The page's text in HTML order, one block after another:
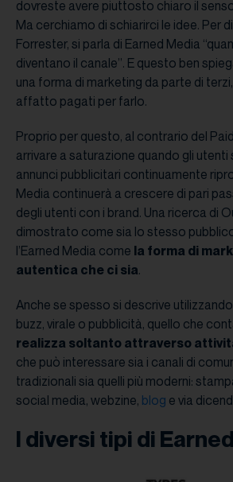
dovreste avere piuttosto chiaro il
Ma cerchiamo di schiarirci le idee. Per
Forrester, si parla di Earned Media
diventano il canale”. E questo ben
una forma di marketing da parte di
affatto pagati per farlo.
Proprio per questo, al contrario del
arrivare a saturazione quando gli utenti
annunci pubblicitari continuamente
Media continuerà a crescere di pari
degli utenti con i brand. Una ricerca di
dimostrato come sia lo stesso
l’Earned Media come la forma di
autentica che ci sia.
Anche se spesso si descrive
buzz, virale o pubblicità, quello che
realizza soltanto attraverso
che può interessare sia i canali di
tradizionali sia quelli più moderni:
social media, webzine, blog e via
I diversi tipi di